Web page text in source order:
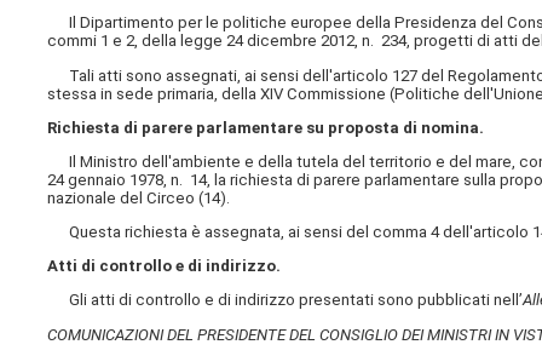
Il Dipartimento per le politiche europee della Presidenza del
commi 1 e 2, della legge 24 dicembre 2012, n. 234, progetti di atti
Tali atti sono assegnati, ai sensi dell'articolo 127 del
stessa in sede primaria, della XIV Commissione (Politiche
Richiesta di parere parlamentare su proposta di nomina.
Il Ministro dell'ambiente e della tutela del territorio e del mare,
24 gennaio 1978, n. 14, la richiesta di parere parlamentare sulla
nazionale del Circeo (14).
Questa richiesta è assegnata, ai sensi del comma 4 dell'articolo
Atti di controllo e di indirizzo.
Gli atti di controllo e di indirizzo presentati sono pubblicati nell’
COMUNICAZIONI DEL PRESIDENTE DEL CONSIGLIO DEI MINISTRI IN